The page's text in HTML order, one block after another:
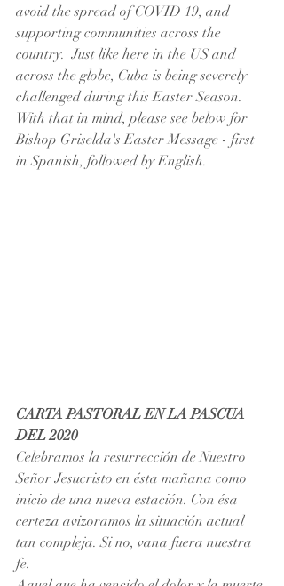
avoid the spread of COVID 19, and
supporting communities across the
country.  Just like here in the US and
across the globe, Cuba is being severely
challenged during this Easter Season.
With that in mind, please see below for
Bishop Griselda's Easter Message - first
in Spanish, followed by English.
CARTA PASTORAL EN LA PASCUA
DEL 2020
Celebramos la resurrección de Nuestro
Señor Jesucristo en ésta mañana como
inicio de una nueva estación. Con ésa
certeza avizoramos la situación actual
tan compleja. Si no, vana fuera nuestra
fe.